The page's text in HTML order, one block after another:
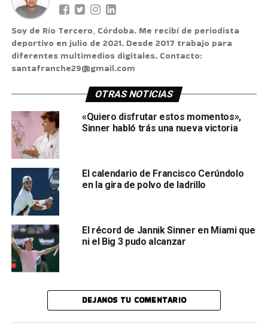
Soy de Río Tercero, Córdoba. Me recibí de periodista
deportivo en julio de 2021. Desde 2017 trabajo para
diferentes multimedios digitales. Contacto:
santafranche29@gmail.com
OTRAS NOTICIAS
«Quiero disfrutar estos momentos»,
Sinner habló trás una nueva victoria
El calendario de Francisco Cerúndolo
en la gira de polvo de ladrillo
El récord de Jannik Sinner en Miami que
ni el Big 3 pudo alcanzar
DEJANOS TU COMENTARIO